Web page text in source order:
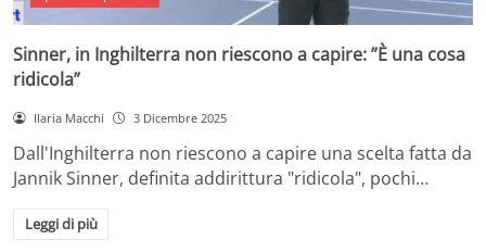
Sinner, in Inghilterra non riescono a capire: ”È una cosa
ridicola”
Ilaria Macchi 3 Dicembre 2025
Dall'Inghilterra non riescono a capire una scelta fatta da
Jannik Sinner, definita addirittura "ridicola", pochi…
Leggi di più